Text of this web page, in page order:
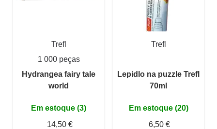
Trefl
1 000 peças
Hydrangea fairy tale
world
Em estoque (3)
14,50 €
Trefl
Lepidlo na puzzle Trefl
70ml
Em estoque (20)
6,50 €